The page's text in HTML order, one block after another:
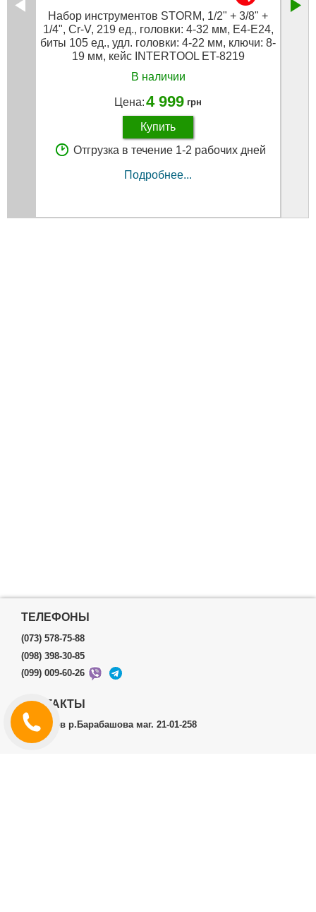
Набор инструментов STORM, 1/2" + 3/8" +
1/4", Cr-V, 219 ед., головки: 4-32 мм, E4-E24,
биты 105 ед., удл. головки: 4-22 мм, ключи: 8-
19 мм, кейс INTERTOOL ET-8219
В наличии
Цена:4 999 грн
Купить
Отгрузка в течение 1-2 рабочих дней
Подробнее...
ТЕЛЕФОНЫ
(073) 578-75-88
(098) 398-30-85
(099) 009-60-26
КОНТАКТЫ
г.Харьков р.Барабашова маг. 21-01-258